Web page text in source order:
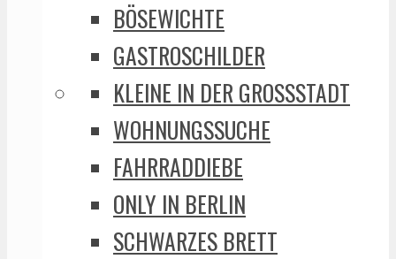
BÖSEWICHTE
GASTROSCHILDER
KLEINE IN DER GROSSSTADT
WOHNUNGSSUCHE
FAHRRADDIEBE
ONLY IN BERLIN
SCHWARZES BRETT